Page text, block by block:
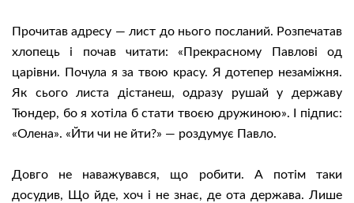
Прочитав адресу — лист до нього посланий. Розпечатав
хлопець і почав читати: «Прекрасному Павлові од
царівни. Почула я за твою красу. Я дотепер незаміжня.
Як сього листа дістанеш, одразу рушай у державу
Тюндер, бо я хотіла б стати твоєю дружиною». І підпис:
«Олена». «Йти чи не йти?» — роздумує Павло.
Довго не наважувався, що робити. А потім таки
досудив, Що йде, хоч і не знає, де ота держава. Лише